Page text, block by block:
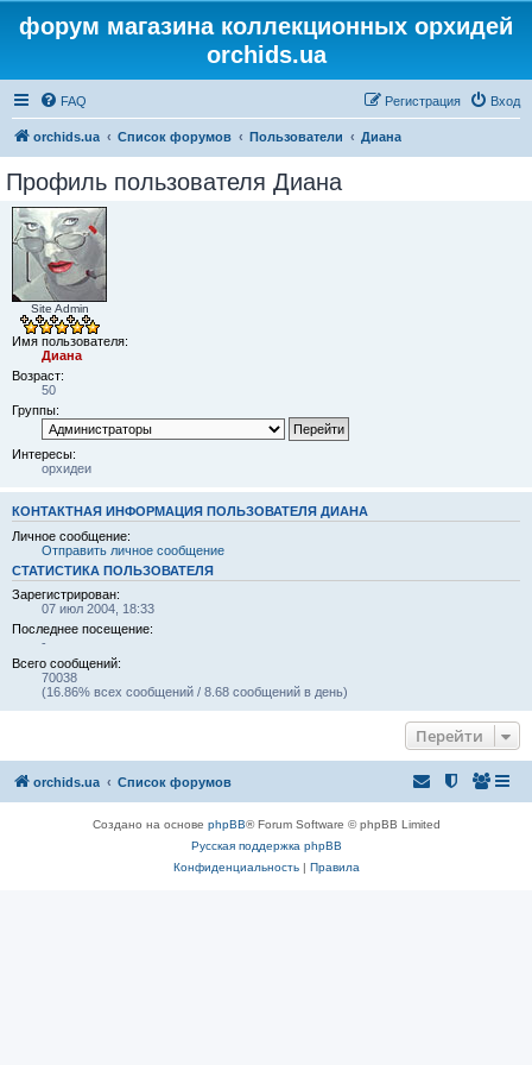
форум магазина коллекционных орхидей
orchids.ua
FAQ Вход
Регистрация
orchids.ua Список форумов Пользователи Диана
Профиль пользователя Диана
Site Admin
Имя пользователя:
Диана
Возраст:
50
Группы:
Интересы:
орхидеи
КОНТАКТНАЯ ИНФОРМАЦИЯ ПОЛЬЗОВАТЕЛЯ ДИАНА
Личное сообщение:
Отправить личное сообщение
СТАТИСТИКА ПОЛЬЗОВАТЕЛЯ
Зарегистрирован:
07 июл 2004, 18:33
Последнее посещение:
-
Всего сообщений:
70038
(16.86% всех сообщений / 8.68 сообщений в день)
Перейти
orchids.ua Список форумов
Создано на основе phpBB® Forum Software © phpBB Limited
Русская поддержка phpBB
Конфиденциальность| Правила